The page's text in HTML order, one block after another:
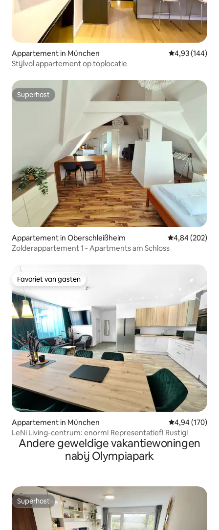
Appartement in München Gemiddelde
4,93 (144)
Stijlvol appartement op toplocatie
Superhost
Superhost
Appartement in Oberschleißheim Gemiddelde
4,84 (202)
Zolderappartement 1 - Apartments am Schloss
Favoriet van gasten
Favoriet van gasten
Appartement in München Gemiddelde
4,94 (170)
LeNi Living-centrum: enorm! Representatief! Rustig!
Andere geweldige vakantiewoningen
nabij Olympiapark
Superhost
Superhost